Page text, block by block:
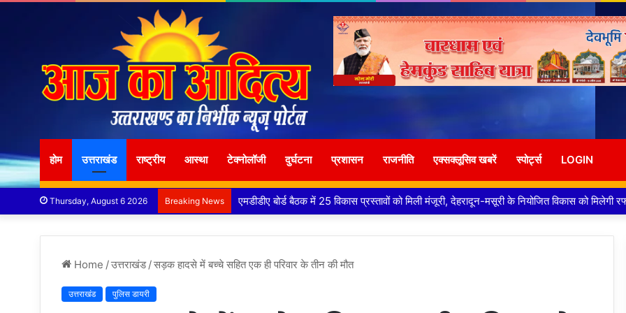
होम उत्तराखंड राष्ट्रीय आस्था टेक्नोलॉजी दुर्घटना प्रशासन राजनीति एक्सक्लूसिव खबरें स्पोर्ट्स LOGIN
Thursday, August 6 2026 Breaking News मुख्य सचिव ने अंडरग्राउंड विद्युत लाइन परियोजना का प्रस्ताव तैयार करने के दिये निर्देश
Home /उत्तराखंड /सड़क हादसे में बच्चे सहित एक ही परिवार के तीन की मौत
उत्तराखंड पुलिस डायरी